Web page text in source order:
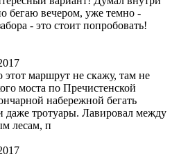
бегаю вечером, уже темно -
- это стоит попробовать!
маршрут не скажу, там не
моста по Пречистенской
набережной бегать
даже тротуары. Лавировал между
лесам, п